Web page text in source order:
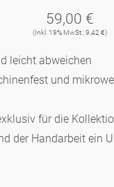
59,00 €
(Inkl. 19% MwSt.: 9,42 €)
leicht abweichen
und
für die
der Handarbeit ein